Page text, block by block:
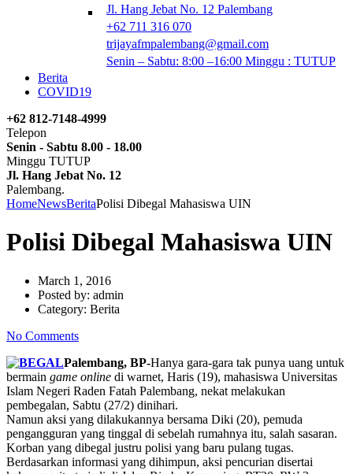
Jl. Hang Jebat No. 12 Palembang
+62 711 316 070
trijayafmpalembang@gmail.com
Senin – Sabtu: 8:00 –16:00 Minggu : TUTUP
Berita
COVID19
+62 812-7148-4999
Telepon
Senin - Sabtu 8.00 - 18.00
Minggu TUTUP
Jl. Hang Jebat No. 12
Palembang.
HomeNewsBeritaPolisi Dibegal Mahasiswa UIN
Polisi Dibegal Mahasiswa UIN
March 1, 2016
Posted by: admin
Category: Berita
No Comments
Palembang, BP-Hanya gara-gara tak punya uang untuk
bermain game online di warnet, Haris (19), mahasiswa Universitas
Islam Negeri Raden Fatah Palembang, nekat melakukan
pembegalan, Sabtu (27/2) dinihari.
Namun aksi yang dilakukannya bersama Diki (20), pemuda
pengangguran yang tinggal di sebelah rumahnya itu, salah sasaran.
Korban yang dibegal justru polisi yang baru pulang tugas.
Berdasarkan informasi yang dihimpun, aksi pencurian disertai